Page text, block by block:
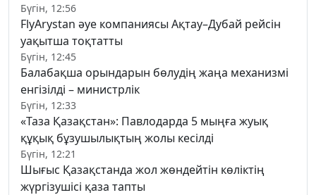
Бүгін, 12:56
FlyArystan әуе компаниясы Ақтау–Дубай рейсін
уақытша тоқтатты
Бүгін, 12:45
Балабақша орындарын бөлудің жаңа механизмі
енгізілді – министрлік
Бүгін, 12:33
«Таза Қазақстан»: Павлодарда 5 мыңға жуық
құқық бұзушылықтың жолы кесілді
Бүгін, 12:21
Шығыс Қазақстанда жол жөндейтін көліктің
жүргізушісі қаза тапты